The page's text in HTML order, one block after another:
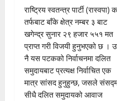
राष्ट्रिय स्वतन्त्र पार्टी (रास्वपा)
तर्फबाट बाँके क्षेत्र नम्बर ३ बाट
खगेन्द्र सुनार २९ हजार ५५१ मत
प्राप्त गरी विजयी हुनुभएको छ ।
नै यस पटकको निर्वाचनमा दलित
समुदायबाट प्रत्यक्ष निर्वाचित एक
मात्र सांसद हुनुहुन्छ, जसले
सीधै दलित समुदायको आवाज